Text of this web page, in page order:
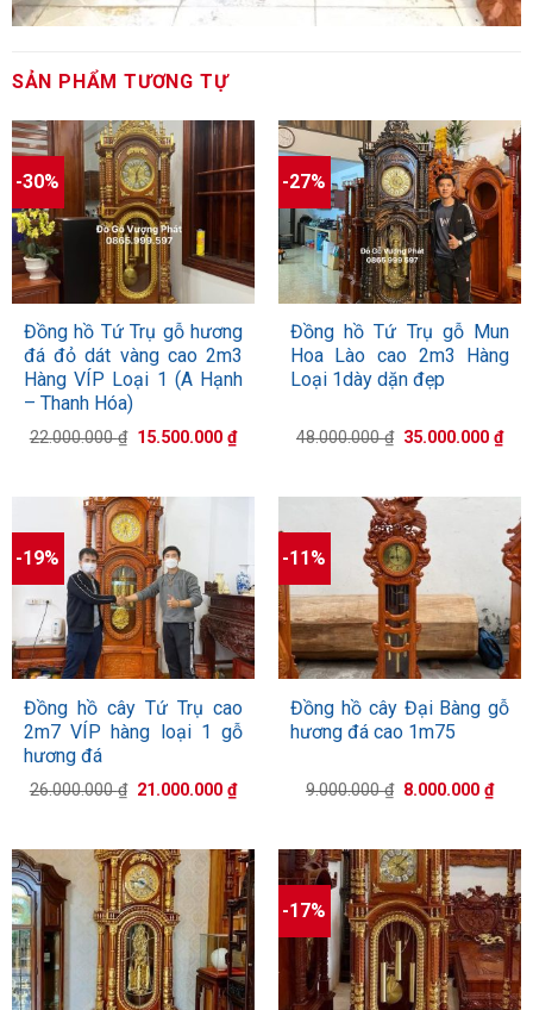
SẢN PHẨM TƯƠNG TỰ
-30%
Đồng hồ Tứ Trụ gỗ hương
đá đỏ dát vàng cao 2m3
Hàng VÍP Loại 1 (A Hạnh
– Thanh Hóa)
22.000.000₫ Giá
15.500.000₫Giá
hiện
15.500.000 ₫.
-27%
Đồng hồ Tứ Trụ gỗ Mun
Hoa Lào cao 2m3 Hàng
Loại 1dày dặn đẹp
48.000.000₫ Giá
35.000.000₫Giá
-19%
Đồng hồ cây Tứ Trụ cao
2m7 VÍP hàng loại 1 gỗ
hương đá
26.000.000₫ Giá
21.000.000₫Giá
hiện
21.000.000 ₫.
-11%
Đồng hồ cây Đại Bàng gỗ
hương đá cao 1m75
9.000.000₫ Giá
8.000.000₫Giá
hiện
-17%